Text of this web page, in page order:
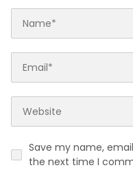
Save my name,
the next time I